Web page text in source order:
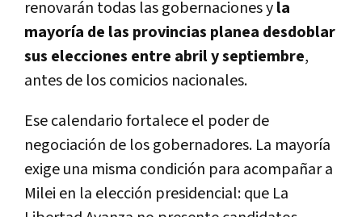
renovarán todas las gobernaciones yla
mayoría de las provincias planea desdoblar
sus elecciones entre abril y septiembre,
antes de los comicios nacionales.
Ese calendario fortalece el poder de
negociación de los gobernadores. La mayoría
exige una misma condición para acompañar a
Milei en la elección presidencial: que La